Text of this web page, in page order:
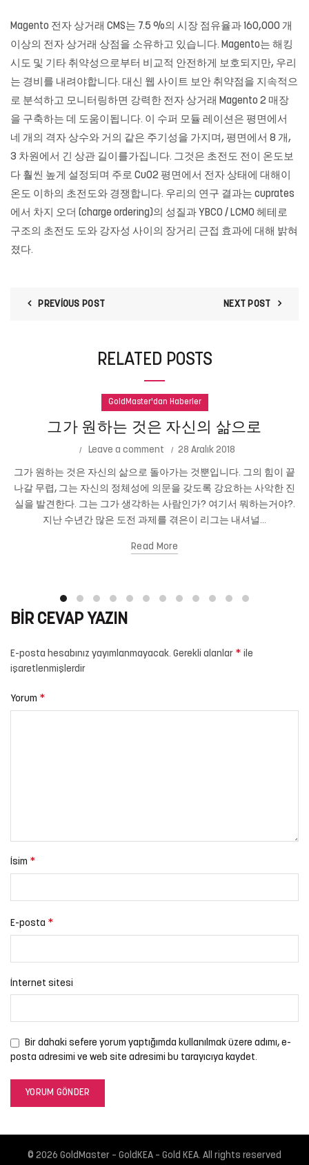
Magento 전자 상거래 CMS는 7.5 %의 시장 점유율과 160,000 개
이상의 전자 상거래 상점을 소유하고 있습니다. Magento는 해킹
시도 및 기타 취약성으로부터 비교적 안전하게 보호되지만, 우리
는 경비를 내려야합니다. 대신 웹 사이트 보안 취약점을 지속적으
로 분석하고 모니터링하면 강력한 전자 상거래 Magento 2 매장
을 구축하는 데 도움이됩니다. 이 수퍼 모듈 레이션은 평면에서
네 개의 격자 상수와 거의 같은 주기성을 가지며, 평면에서 8 개,
3 차원에서 긴 상관 길이를가집니다. 그것은 초전도 전이 온도보
다 훨씬 높게 설정되며 주로 CuO2 평면에서 전자 상태에 대해이
온도 이하의 초전도와 경쟁합니다. 우리의 연구 결과는 cuprates
에서 차지 오더 (charge ordering)의 성질과 YBCO / LCMO 헤테로
구조의 초전도 도와 강자성 사이의 장거리 근접 효과에 대해 밝혀
졌다.
PREVIOUS POST NEXT POST
RELATED POSTS
GoldMaster'dan Haberler
그가 원하는 것은 자신의 삶으로
Leave a comment 28 Aralık 2018
그가 원하는 것은 자신의 삶으로 돌아가는 것뿐입니다. 그의 힘이 끝
나갈 무렵, 그는 자신의 정체성에 의문을 갖도록 강요하는 사악한 진
실을 발견한다. 그는 그가 생각하는 사람인가? 여기서 뭐하는거야?.
지난 수년간 많은 도전 과제를 겪은이 리그는 내셔널...
Read More
BIR CEVAP YAZIN
E-posta hesabınız yayımlanmayacak. Gerekli alanlar * ile
işaretlenmişlerdir
Yorum *
İsim *
E-posta *
İnternet sitesi
Bir dahaki sefere yorum yaptığımda kullanılmak üzere adımı, e-
posta adresimi ve web site adresimi bu tarayıcıya kaydet.
© 2026 GoldMaster – GoldKEA – Gold KEA. All rights reserved